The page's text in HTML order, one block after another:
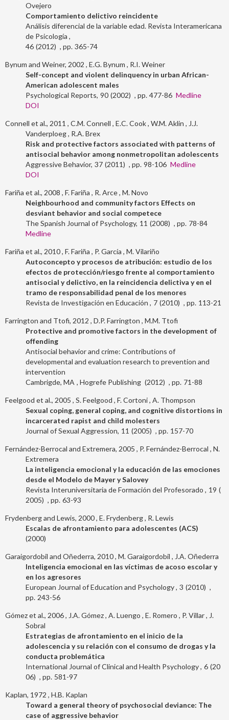
Ovejero
Comportamiento delictivo reincidente
Análisis diferencial de la variable edad. Revista Interamericana
de Psicología
46 2012 365-74
Bynum and Weiner, 2002 E.G. Bynum
R.I. Weiner
Self-concept and violent delinquency in urban African-
American adolescent males
Psychological Reports 90 2002 477-86 Medline
DOI
Connell et al., 2011 C.M. Connell E.C. Cook W.M. Aklin
J.J.
Vanderploeg R.A. Brex
Risk and protective factors associated with patterns of
antisocial behavior among nonmetropolitan adolescents
Aggressive Behavior 37 2011 98-106 Medline
DOI
Fariña et al., 2008 F. Fariña R. Arce M. Novo
Neighbourhood and community factors Effects on
desviant behavior and social competece
The Spanish Journal of Psychology 11 2008
78-84
Medline
Fariña et al., 2010 F. Fariña P. García M. Vilariño
Autoconcepto y procesos de atribución: estudio de los
efectos de protección/riesgo frente al comportamiento
antisocial y delictivo, en la reincidencia delictiva y en el
tramo de responsabilidad penal de los menores
Revista de Investigación en Educación
7 2010 113-21
Farrington and Ttofi, 2012 D.P. Farrington M.M. Ttofi
Protective and promotive factors in the development of
offending
Antisocial behavior and crime: Contributions of
developmental and evaluation research to prevention and
intervention
Hogrefe Publishing
Cambrigde, MA 2012 71-88
Feelgood et al., 2005 S. Feelgood F. Cortoni A. Thompson
Sexual coping, general coping, and cognitive distortions in
incarcerated rapist and child molesters
Journal of Sexual Aggression 11 2005 157-70
Fernández-Berrocal and Extremera, 2005 P. Fernández-Berrocal N.
Extremera
La inteligencia emocional y la educación de las emociones
desde el Modelo de Mayer y Salovey
Revista Interuniversitaria de Formación del Profesorado
19
2005
63-93
Frydenberg and Lewis, 2000 E. Frydenberg R. Lewis
Escalas de afrontamiento para adolescentes (ACS)
2000
Garaigordobil and Oñederra, 2010 M. Garaigordobil
J.A. Oñederra
Inteligencia emocional en las víctimas de acoso escolar y
en los agresores
European Journal of Education and Psychology 3 2010
243-56
Gómez et al., 2006 J.A. Gómez A. Luengo E. Romero P. Villar
J.
Sobral
Estrategias de afrontamiento en el inicio de la
adolescencia y su relación con el consumo de drogas y la
conducta problemática
International Journal of Clinical and Health Psychology 6 20
06
581-97
Kaplan, 1972 H.B. Kaplan
Toward a general theory of psychosocial deviance: The
case of aggressive behavior